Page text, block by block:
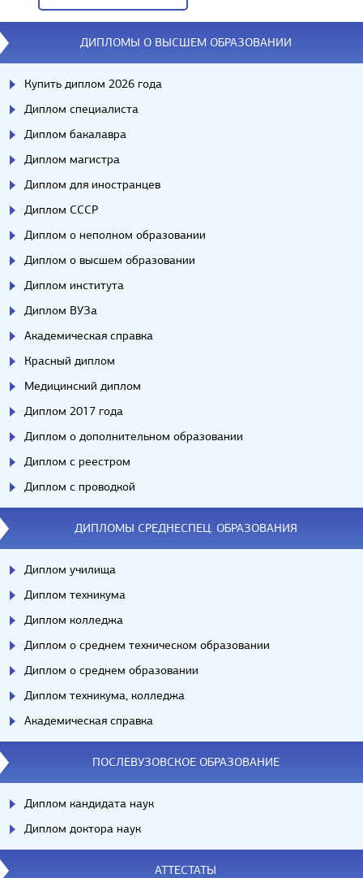
Вопросы/ответы
ДИПЛОМЫ О ВЫСШЕМ ОБРАЗОВАНИИ
Купить диплом 2026 года
Диплом специалиста
Диплом бакалавра
Диплом магистра
Диплом для иностранцев
Диплом СССР
Диплом о неполном образовании
Диплом о высшем образовании
Диплом института
Диплом ВУЗа
Академическая справка
Красный диплом
Медицинский диплом
Диплом 2017 года
Диплом о дополнительном образовании
Диплом с реестром
Диплом с проводкой
ДИПЛОМЫ СРЕДНЕСПЕЦ. ОБРАЗОВАНИЯ
Диплом училища
Диплом техникума
Диплом колледжа
Диплом о среднем техническом образовании
Диплом о среднем образовании
Диплом техникума, колледжа
Академическая справка
ПОСЛЕВУЗОВСКОЕ ОБРАЗОВАНИЕ
Диплом кандидата наук
Диплом доктора наук
АТТЕСТАТЫ